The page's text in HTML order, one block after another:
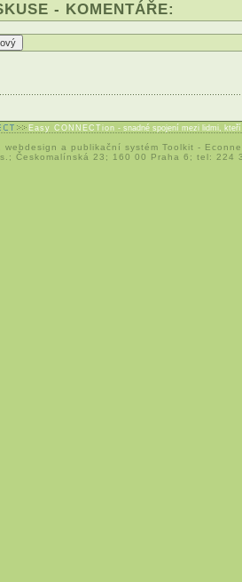
- KOMENTÁŘE:
Easy CONNECTion - snadné spojení mezi lidmi,
webdesign a publikační systém Toolkit -
Českomalínská 23; 160 00 Praha 6; tel: 224